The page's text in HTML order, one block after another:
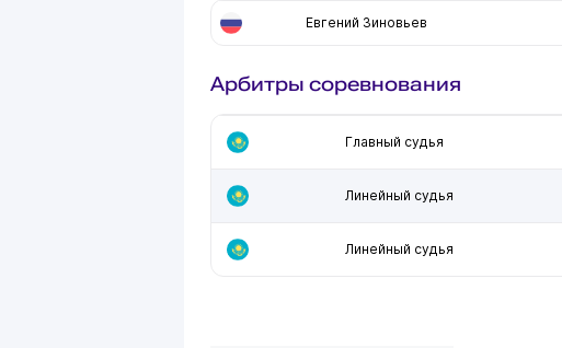
Евгений Зиновьев
Арбитры соревнования
Главный судья
Линейный судья
Линейный судья